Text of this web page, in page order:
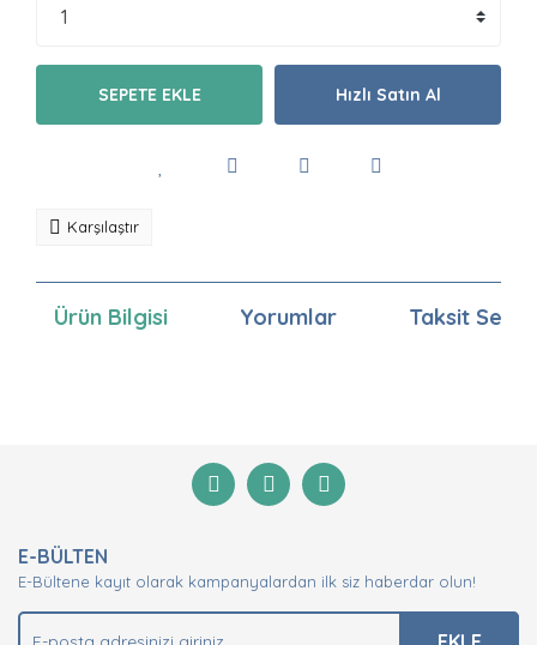
SEPETE EKLE Hızlı Satın Al
Karşılaştır
Ürün Bilgisi Yorumlar Taksit
Yorum Yaz
Görüş ve önerileriniz için teşekkür ederiz.
Ürün açıklamasında eksik bilgiler bulunuyor.
Ürün bilgilerinde hatalar bulunuyor.
E-BÜLTEN
E-Bültene kayıt olarak kampanyalardan ilk siz haberdar olun!